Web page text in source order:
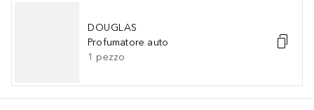
DOUGLAS
Profumatore auto
1 pezzo